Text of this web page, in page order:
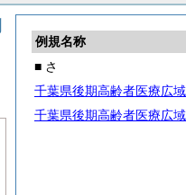
例規名称
■ さ
千葉県後期高齢者医療広
千葉県後期高齢者医療広